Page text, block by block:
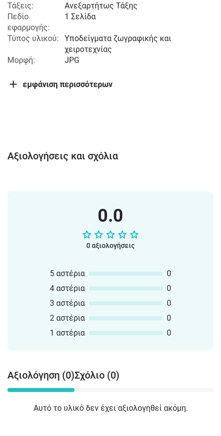
Τάξεις:
Ανεξαρτήτως Τάξης
Πεδίο
εφαρμογής:
1 Σελίδα
Τύπος υλικού:
Υποδείγματα ζωγραφικής και
χειροτεχνίας
Μορφή:
JPG
εμφάνιση περισσότερων
Αξιολογήσεις και σχόλια
0.0
0 αξιολογήσεις
5 αστέρια
0
4 αστέρια
0
3 αστέρια
0
2 αστέρια
0
1 αστέρια
0
Αξιολόγηση (0)Σχόλιο (0)
Αυτό το υλικό δεν έχει αξιολογηθεί ακόμη.